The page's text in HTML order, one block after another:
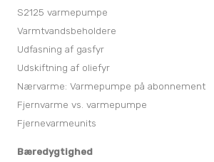
S2125 varmepumpe
Varmtvandsbeholdere
Udfasning af gasfyr
Udskiftning af oliefyr
Nærvarme: Varmepumpe på abonnement
Fjernvarme vs. varmepumpe
Fjernevarmeunits
Bæredygtighed